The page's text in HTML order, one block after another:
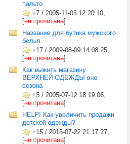
пальто
+7 / 2005-11-03 12:20:10,
[не прочитана]
Название для бутика мужского
белья
+17 / 2009-08-09 14:08:25,
[не прочитана]
Как выжить магазину
ВЕРХНЕЙ ОДЕЖДЫ вне
сезона
+5 / 2005-07-12 18:19:06,
[не прочитана]
HELP! Как увеличить продажи
детской одежды?
+15 / 2015-07-22 21:17:27,
[не прочитана]